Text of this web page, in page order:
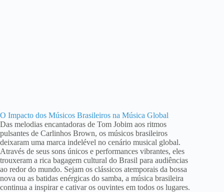
O Impacto dos Músicos Brasileiros na Música Global
Das melodias encantadoras de Tom Jobim aos ritmos
pulsantes de Carlinhos Brown, os músicos brasileiros
deixaram uma marca indelével no cenário musical global.
Através de seus sons únicos e performances vibrantes, eles
trouxeram a rica bagagem cultural do Brasil para audiências
ao redor do mundo. Sejam os clássicos atemporais da bossa
nova ou as batidas enérgicas do samba, a música brasileira
continua a inspirar e cativar os ouvintes em todos os lugares.